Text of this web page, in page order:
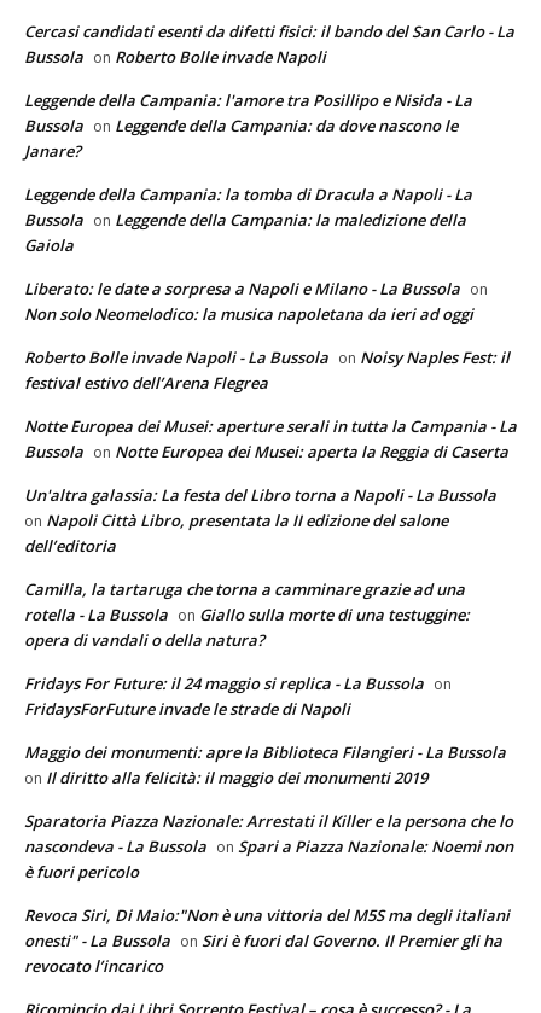
Cercasi candidati esenti da difetti fisici: il bando del San Carlo - La
Bussola on Roberto Bolle invade Napoli
Leggende della Campania: l'amore tra Posillipo e Nisida - La
Bussola on Leggende della Campania: da dove nascono le
Janare?
Leggende della Campania: la tomba di Dracula a Napoli - La
Bussola on Leggende della Campania: la maledizione della
Gaiola
Liberato: le date a sorpresa a Napoli e Milano - La Bussola on
Non solo Neomelodico: la musica napoletana da ieri ad oggi
Roberto Bolle invade Napoli - La Bussola on Noisy Naples Fest: il
festival estivo dell’Arena Flegrea
Notte Europea dei Musei: aperture serali in tutta la Campania - La
Bussola on Notte Europea dei Musei: aperta la Reggia di Caserta
Un'altra galassia: La festa del Libro torna a Napoli - La Bussola
on Napoli Città Libro, presentata la II edizione del salone
dell’editoria
Camilla, la tartaruga che torna a camminare grazie ad una
rotella - La Bussola on Giallo sulla morte di una testuggine:
opera di vandali o della natura?
Fridays For Future: il 24 maggio si replica - La Bussola on
FridaysForFuture invade le strade di Napoli
Maggio dei monumenti: apre la Biblioteca Filangieri - La Bussola
on Il diritto alla felicità: il maggio dei monumenti 2019
Sparatoria Piazza Nazionale: Arrestati il Killer e la persona che lo
nascondeva - La Bussola on Spari a Piazza Nazionale: Noemi non
è fuori pericolo
Revoca Siri, Di Maio:"Non è una vittoria del M5S ma degli italiani
onesti" - La Bussola on Siri è fuori dal Governo. Il Premier gli ha
revocato l’incarico